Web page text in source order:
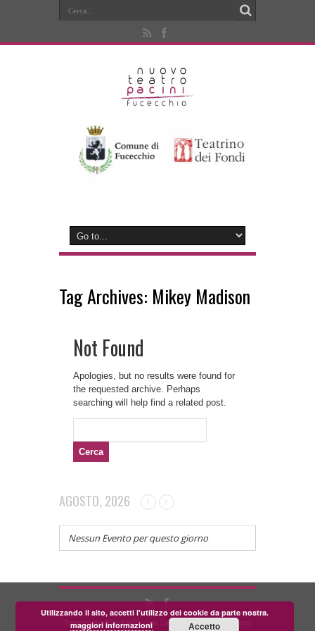
Tag Archives: Mikey Madison
Not Found
Apologies, but no results were found for
the requested archive. Perhaps
searching will help find a related post.
AGOSTO, 2026
Nessun Evento per questo giorno
Teatrino dei Fondi APS - via Zara, 58 56024 Corazzano
Utilizzando il sito, accetti l'utilizzo dei cookie da parte nostra.
maggiori informazioni
Accetto